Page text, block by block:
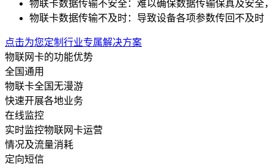
物联卡数据传输不安全： 难以确保数据传输保真及安全
物联卡数据传输不及时： 导致设备各项参数传回不及时
点击为您定制行业专属解决方案
物联网卡的功能优势
全国通用
物联卡全国无漫游
快速开展各地业务
在线监控
实时监控物联网卡运营
情况及流量消耗
定向短信